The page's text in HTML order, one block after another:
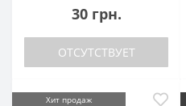
30 грн.
ОТСУТСТВУЕТ
Хит продаж